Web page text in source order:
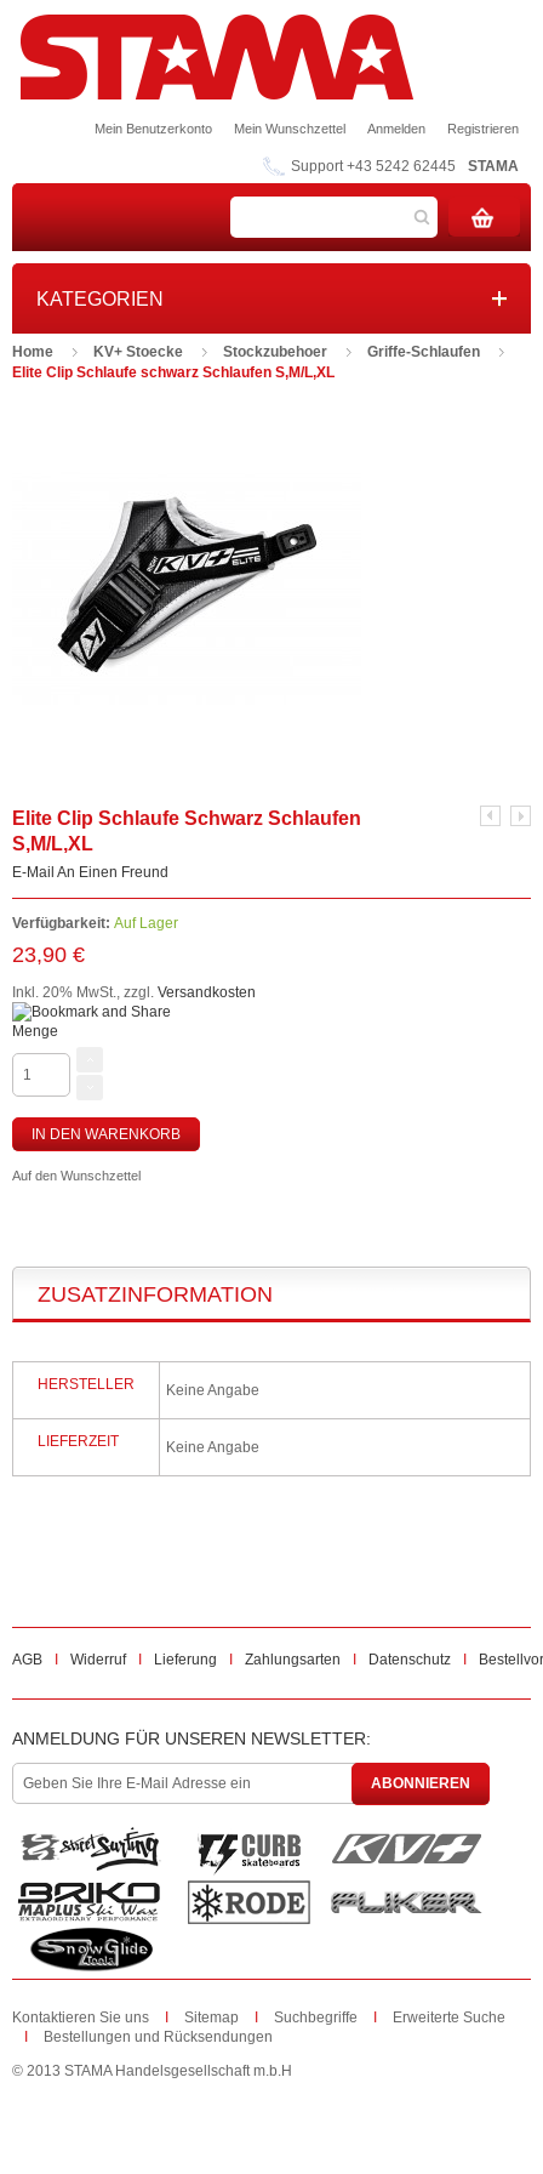
Mein Benutzerkonto Mein Wunschzettel Anmelden Registrieren
Support +43 5242 62445 STAMA
KATEGORIEN
Home KV+ Stoecke Stockzubehoer
Griffe-Schlaufen
Elite Clip Schlaufe schwarz Schlaufen S,M/L,XL
Elite Clip Schlaufe Schwarz Schlaufen
S,M/L,XL
E-Mail An Einen Freund
Verfügbarkeit: Auf Lager
23,90 €
Inkl. 20% MwSt., zzgl. Versandkosten
Menge
IN DEN WARENKORB
Auf den Wunschzettel
ZUSATZINFORMATION
HERSTELLER Keine Angabe
LIEFERZEIT Keine Angabe
AGB Widerruf Lieferung Zahlungsarten Datenschutz
ANMELDUNG FÜR UNSEREN NEWSLETTER:
ABONNIEREN
Kontaktieren Sie uns Sitemap Suchbegriffe
Erweiterte Suche
Bestellungen und Rücksendungen
© 2013 STAMA Handelsgesellschaft m.b.H